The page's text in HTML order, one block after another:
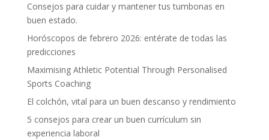
Consejos para cuidar y mantener tus tumbonas en
buen estado.
Horóscopos de febrero 2026: entérate de todas las
predicciones
Maximising Athletic Potential Through Personalised
Sports Coaching
El colchón, vital para un buen descanso y rendimiento
5 consejos para crear un buen currículum sin
experiencia laboral